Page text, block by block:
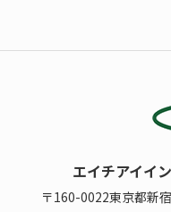
エイチアイイ
〒160-0022東京都新